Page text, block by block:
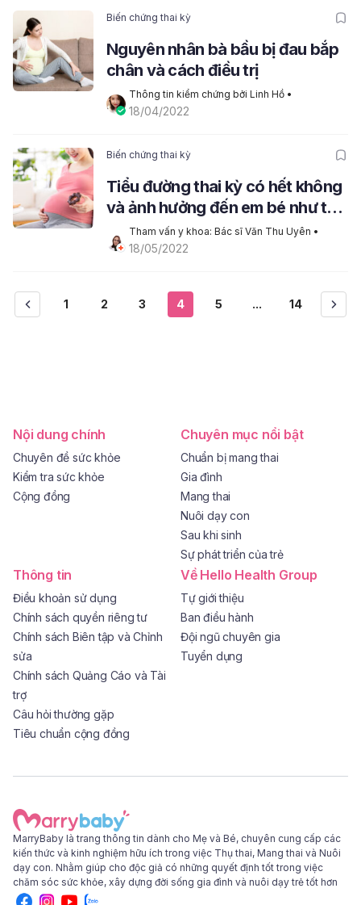
Biến chứng thai kỳ
Nguyên nhân bà bầu bị đau bắp
chân và cách điều trị
Thông tin kiểm chứng bởi Linh Hồ
18/04/2022
Biến chứng thai kỳ
Tiểu đường thai kỳ có hết không
và ảnh hưởng đến em bé như thế
nào?Tham vấn y khoa: Bác sĩ Văn Thu Uyên
18/05/2022
1 2 3 4 5 ... 14
Nội dung chính
Chuyên đề sức khỏe
Kiểm tra sức khỏe
Cộng đồng
Chuyên mục nổi bật
Chuẩn bị mang thai
Gia đình
Mang thai
Nuôi dạy con
Sau khi sinh
Sự phát triển của trẻ
Thông tin
Điều khoản sử dụng
Chính sách quyền riêng tư
Chính sách Biên tập và Chỉnh
sửa
Chính sách Quảng Cáo và Tài
trợ
Câu hỏi thường gặp
Tiêu chuẩn cộng đồng
Về Hello Health Group
Tự giới thiệu
Ban điều hành
Đội ngũ chuyên gia
Tuyển dụng
MarryBaby là trang thông tin dành cho Mẹ và Bé, chuyên cung cấp các
kiến thức và kinh nghiệm hữu ích trong việc Thụ thai, Mang thai và Nuôi
dạy con. Nhằm giúp cho độc giả có những quyết định tốt trong việc
chăm sóc sức khỏe, xây dựng đời sống gia đình và nuôi dạy trẻ tốt hơn